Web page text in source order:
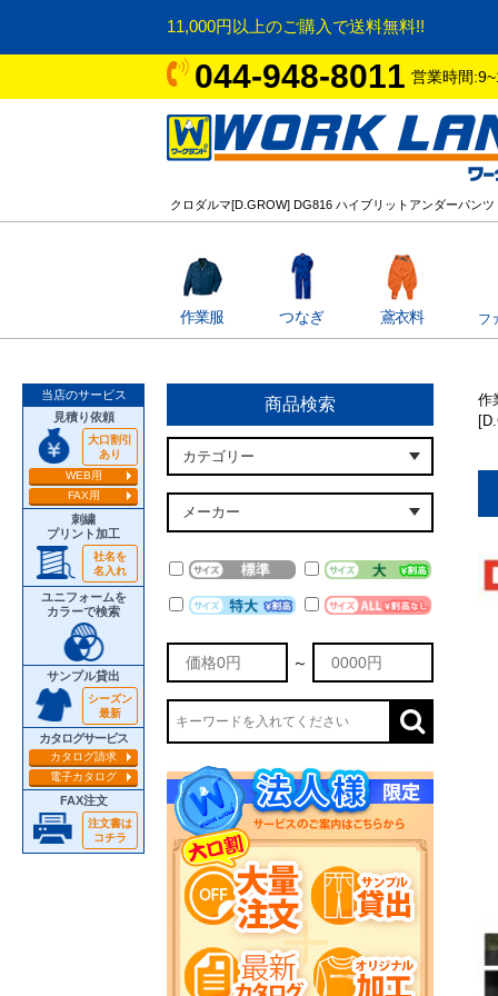
11,000円以上のご購入で送料無料!!
044-948-8011 営業時間
クロダルマ[D.GROW] DG816 ハイブリットアンダーパンツ
作業服 つなぎ 鳶衣料 フ
当店のサービス
見積り依頼
大口割引
あり
WEB用
FAX用
刺繍
プリント加工
社名を
名入れ
ユニフォームを
カラーで検索
サンプル貸出
シーズン
最新
カタログサービス
カタログ請求
電子カタログ
FAX注文
注文書は
コチラ
商品検索
～
作